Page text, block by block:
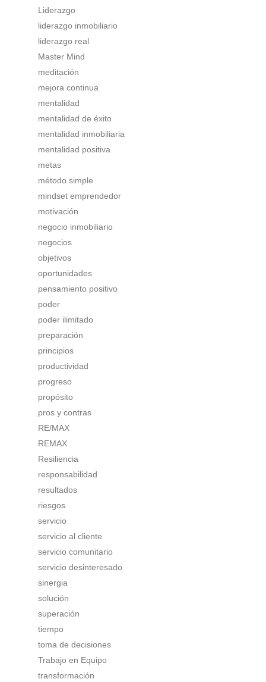
Liderazgo
liderazgo inmobiliario
liderazgo real
Master Mind
meditación
mejora continua
mentalidad
mentalidad de éxito
mentalidad inmobiliaria
mentalidad positiva
metas
método simple
mindset emprendedor
motivación
negocio inmobiliario
negocios
objetivos
oportunidades
pensamiento positivo
poder
poder ilimitado
preparación
principios
productividad
progreso
propósito
pros y contras
RE/MAX
REMAX
Resiliencia
responsabilidad
resultados
riesgos
servicio
servicio al cliente
servicio comunitario
servicio desinteresado
sinergia
solución
superación
tiempo
toma de decisiones
Trabajo en Equipo
transformación